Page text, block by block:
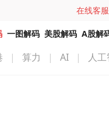
在线客服
一图解码 美股解码 A股解
| 算力 | AI | 人